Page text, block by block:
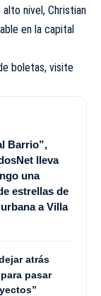
nivel, Christian
en la capital
boletas, visite
Barrio”,
lleva
una
estrellas de
a Villa
atrás
pasar